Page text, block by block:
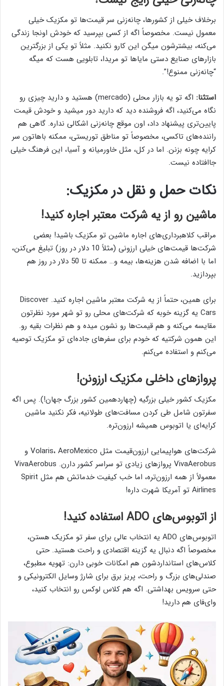
برخلاف خیلی از کشورها، چانه‌زنی سر قیمت‌ها تو مکزیک خیلی
معمول نیست. مخصوصاً اگه از کسی بپرسید که خودش اونجا زندگی
می‌کنه، بیشترشون میگن این کارو نکنید. مثلاً تو یکی از بزرگترین
بازارهای صنایع دستی مایاها تو مریدا، تابلویی هست که میگه
“چانه‌زنی ممنوع!”.
استثنا:
اگه تو یه بازار محلی (mercado) هستید و دارید چیزی رو
نگاه می‌کنید، اگه فروشنده دید که دارید دور میشید و خودش قیمت
پایین‌تری پیشنهاد داد، اون موقع چانه‌زنی اشکالی نداره. گاهی هم
راننده‌های تاکسی، مخصوصاً تو مناطق توریستی، ممکنه باهاتون سر
کرایه چونه بزنن. اما در کل، مثل خاورمیانه و آسیا، این فرهنگ خیلی
جاافتاده نیست.
نکات حمل و نقل در مکزیک:
ماشین رو از یه شرکت معتبر اجاره کنید!
مراقب کلاهبرداری‌های اجاره ماشین تو مکزیک باشید! بعضی
شرکت‌ها قیمت‌های خیلی ارزونی (مثلاً 10 دلار در روز) تبلیغ می‌کنن،
اما با اضافه شدن هزینه‌ها، بیمه و… ممکنه تا 50 دلار در روز هم
بپردازید.
برای همین، حتماً از یه شرکت معتبر ماشین اجاره کنید. Discover
Cars یه گزینه خوبه که شرکت‌های محلی رو تو شهر مورد نظرتون
مقایسه می‌کنه و هم قیمت‌ها رو نشون میده و هم نظرات بقیه رو.
این همون شرکتیه که خودم برای سفرهای جاده‌ای تو مکزیک توصیه
می‌کنم و استفاده می‌کنم.
پروازهای داخلی مکزیک ارزونن!
مکزیک کشور خیلی بزرگیه (چهاردهمین کشور بزرگ جهان!). پس اگه
سفرتون شامل طی کردن مسافت‌های طولانیه، فکر نکنید ماشین
کرایه‌ای یا اتوبوس همیشه ارزون‌تره.
شرکت‌های هواپیمایی ارزون‌قیمت مثل Volaris، AeroMexico و
VivaAerobus پروازهای زیادی تو سراسر کشور دارن. VivaAerobus
معمولاً از همه ارزون‌تره، اما خب کیفیت خدماتش هم مثل Spirit
Airlines تو آمریکا شهرت داره!
از اتوبوس‌های ADO استفاده کنید!
اتوبوس‌های ADO یه انتخاب عالی برای سفر تو مکزیک هستن،
مخصوصاً اگه دنبال یه گزینه اقتصادی و راحت هستید. حتی
کلاس‌های استانداردشون هم امکانات خوبی دارن: تهویه مطبوع،
صندلی‌های بزرگ و راحت، پریز برق برای شارژ وسایل الکترونیکی و
حتی سرویس بهداشتی. اگه هم کلاس لوکس رو انتخاب کنید،
وای‌فای هم دارید!